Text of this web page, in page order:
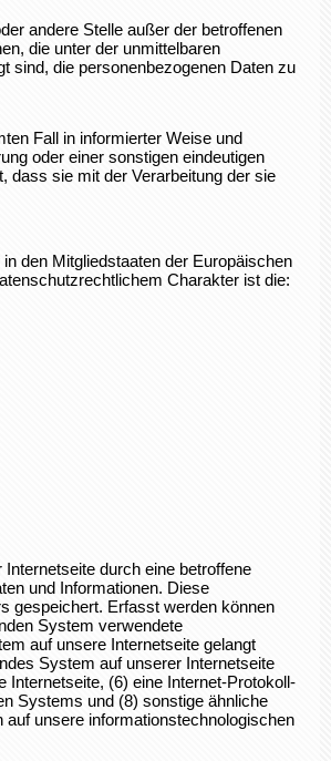
andere Stelle außer der betroffenen
die unter der unmittelbaren
sind, die personenbezogenen Daten zu
Fall in informierter Weise und
oder einer sonstigen eindeutigen
dass sie mit der Verarbeitung der sie
den Mitgliedstaaten der Europäischen
Charakter ist die:
durch eine betroffene
und Informationen. Diese
gespeichert. Erfasst werden können
System verwendete
auf unsere Internetseite gelangt
System auf unserer Internetseite
Internetseite, (6) eine Internet-Protokoll-
Systems und (8) sonstige ähnliche
auf unsere informationstechnologischen